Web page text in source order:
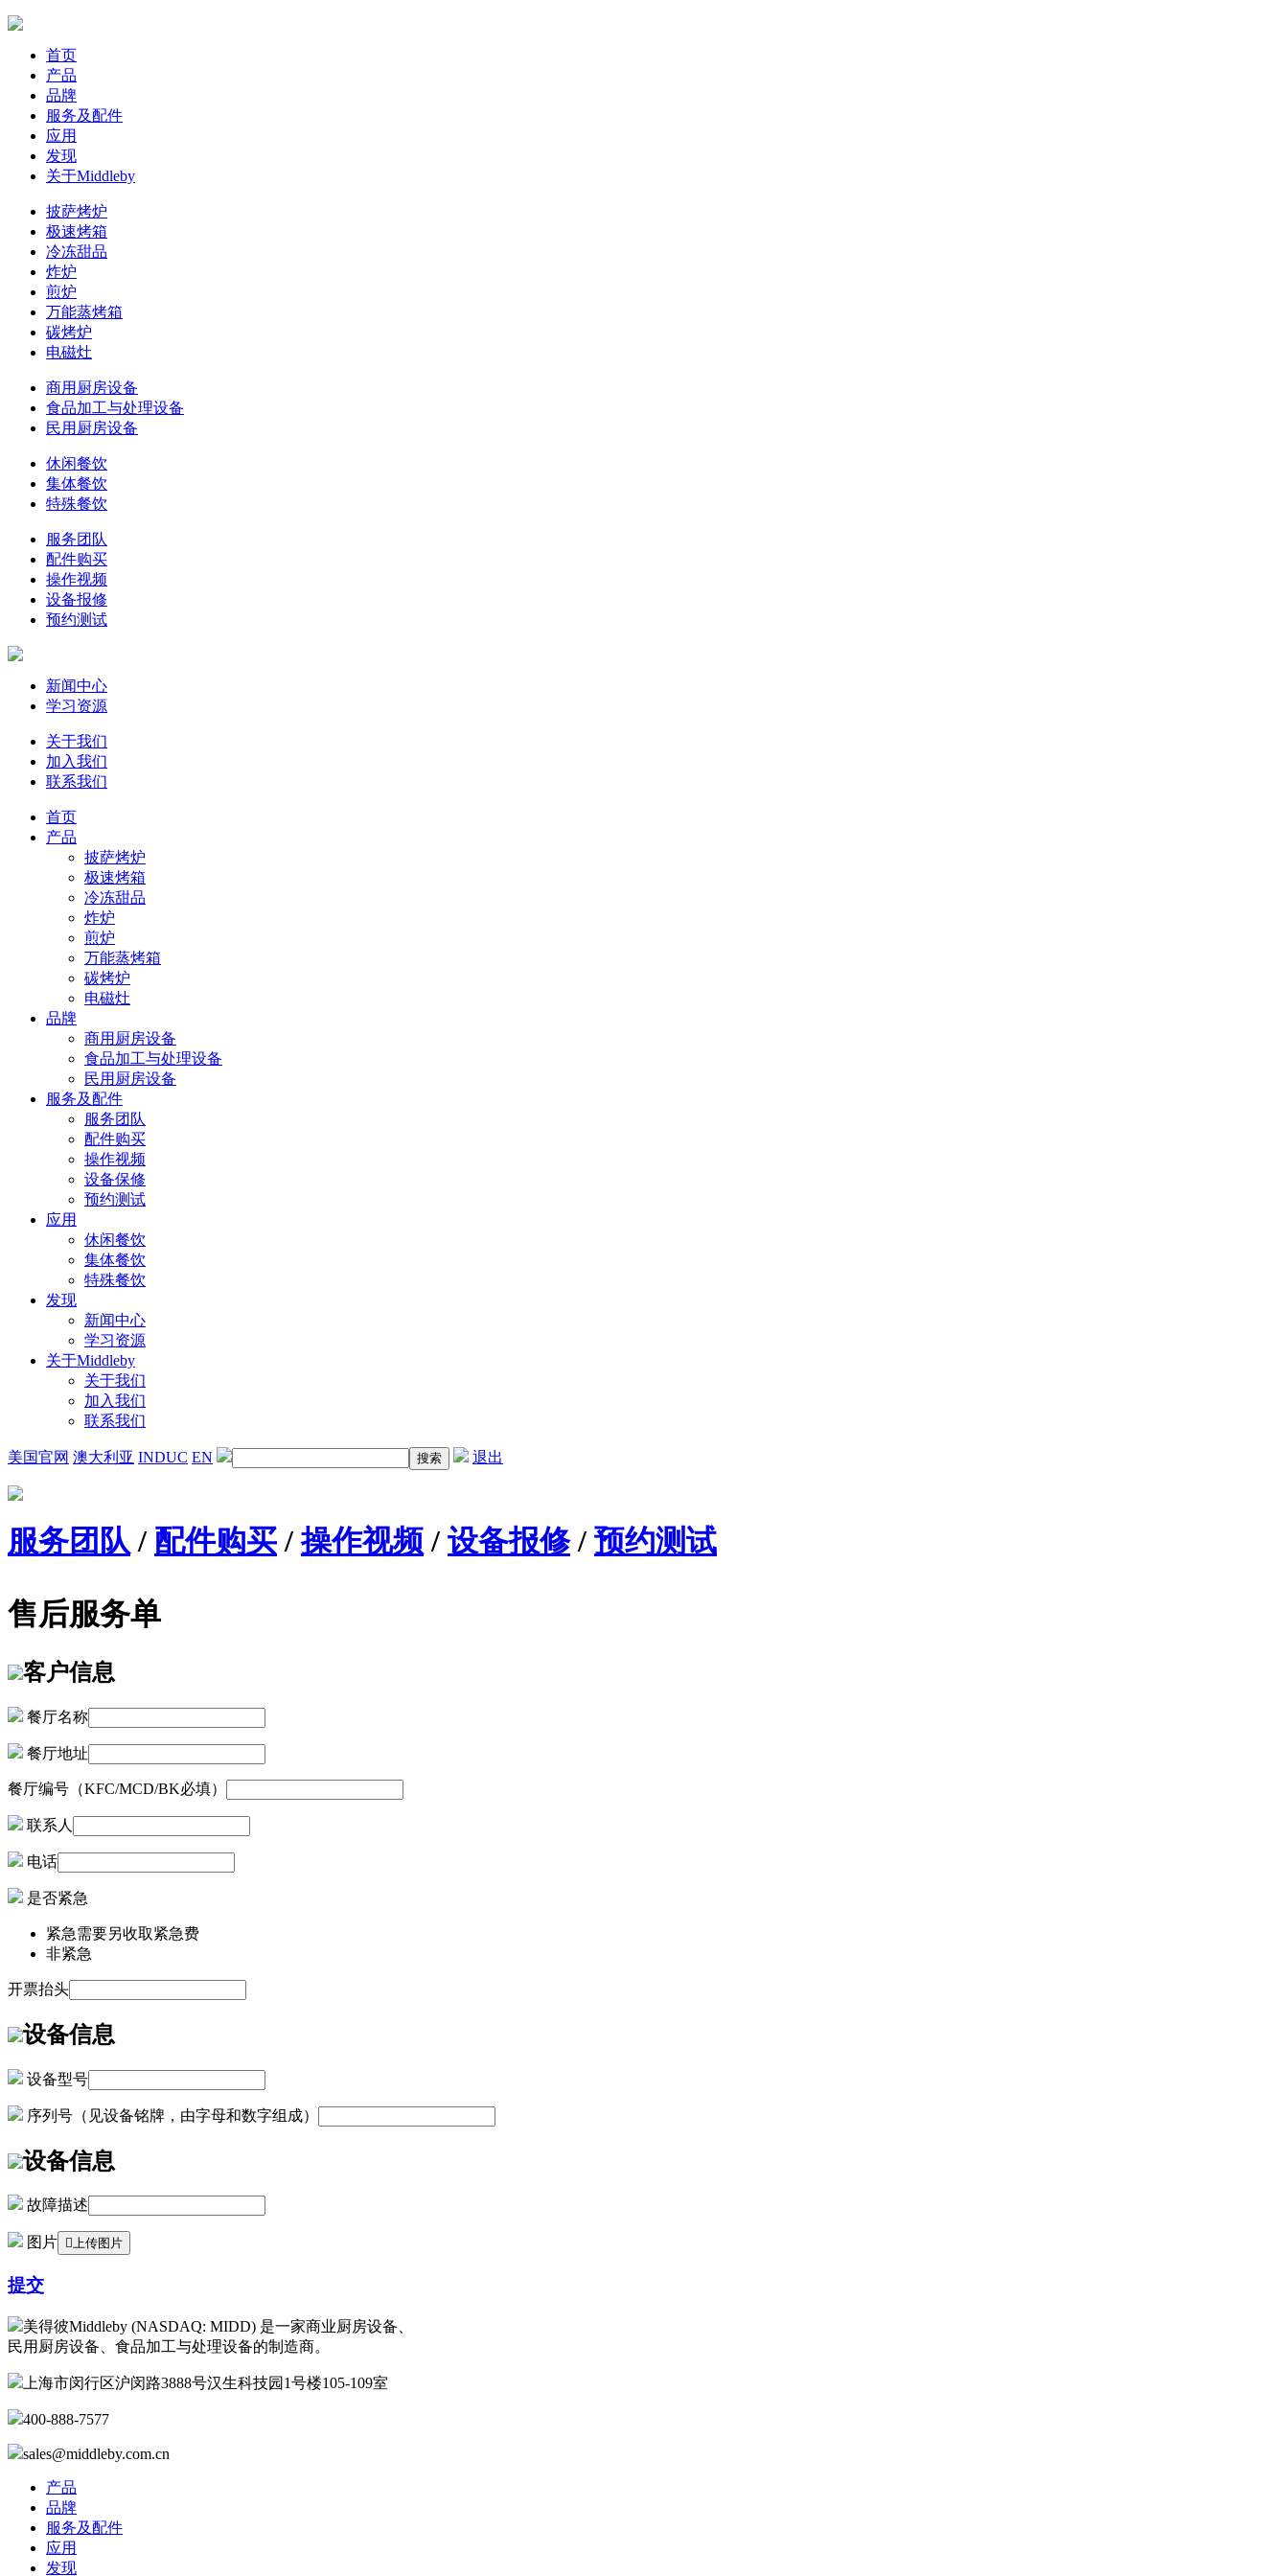
首页
产品
品牌
服务及配件
应用
发现
关于Middleby
披萨烤炉
极速烤箱
冷冻甜品
炸炉
煎炉
万能蒸烤箱
碳烤炉
电磁灶
商用厨房设备
食品加工与处理设备
民用厨房设备
休闲餐饮
集体餐饮
特殊餐饮
服务团队
配件购买
操作视频
设备报修
预约测试
新闻中心
学习资源
关于我们
加入我们
联系我们
首页
产品
披萨烤炉
极速烤箱
冷冻甜品
炸炉
煎炉
万能蒸烤箱
碳烤炉
电磁灶
品牌
商用厨房设备
食品加工与处理设备
民用厨房设备
服务及配件
服务团队
配件购买
操作视频
设备保修
预约测试
应用
休闲餐饮
集体餐饮
特殊餐饮
发现
新闻中心
学习资源
关于Middleby
关于我们
加入我们
联系我们
美国官网 澳大利亚 INDUC EN 退出
服务团队 / 配件购买/操作视频/ 设备报修/ 预约测试
售后服务单
客户信息
餐厅名称
餐厅地址
餐厅编号（KFC/MCD/BK必填）
联系人
电话
是否紧急
紧急需要另收取紧急费
非紧急
开票抬头
设备信息
设备型号
序列号（见设备铭牌，由字母和数字组成）
设备信息
故障描述
图片 上传图片
提交
美得彼Middleby (NASDAQ: MIDD) 是一家商业厨房设备、
民用厨房设备、食品加工与处理设备的制造商。
上海市闵行区沪闵路3888号汉生科技园1号楼105-109室
400-888-7577
sales@middleby.com.cn
产品
品牌
服务及配件
应用
发现